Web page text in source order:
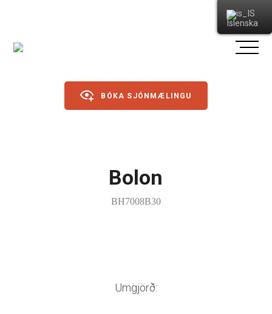
BÓKA SJÓNMÆLINGU
Bolon
BH7008B30
Umgjörð:
Íslenska